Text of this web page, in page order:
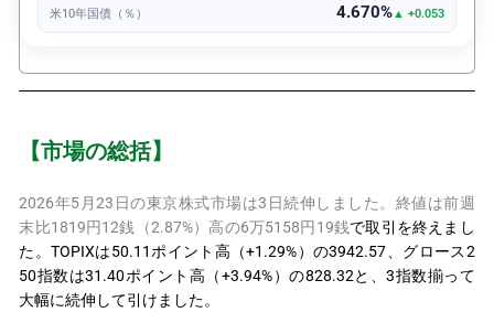
米10年国債（％） 4.670%▲ +0.053
【市場の総括】
2026年5月23日の東京株式市場は3日続伸しました。終値は前週
末比1819円12銭（2.87%）高の6万5158円19銭で取引を終えまし
た。TOPIXは50.11ポイント高（+1.29%）の3942.57、グロース2
50指数は31.40ポイント高（+3.94%）の828.32と、3指数揃って
大幅に続伸して引けました。